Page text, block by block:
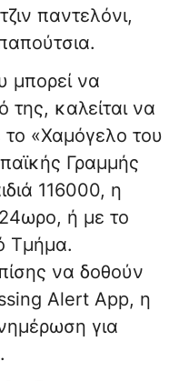
παντελόνι,
μπορεί να
της, καλείται να
το «Χαμόγελο του
Γραμμής
116000, η
24ωρο, ή με το
Τμήμα.
να δοθούν
Alert App, η
για